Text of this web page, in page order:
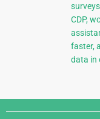
CDP,
faster,
data in
Django